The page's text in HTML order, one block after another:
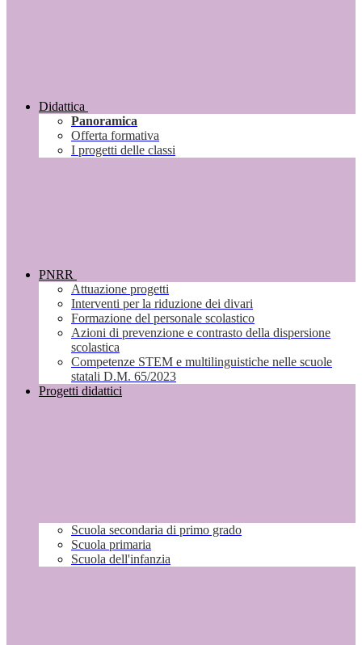
Didattica
Panoramica
Offerta formativa
I progetti delle classi
PNRR
Attuazione progetti
Interventi per la riduzione dei divari
Formazione del personale scolastico
Azioni di prevenzione e contrasto della dispersione
scolastica
Competenze STEM e multilinguistiche nelle scuole
statali D.M. 65/2023
Progetti didattici
Scuola secondaria di primo grado
Scuola primaria
Scuola dell'infanzia